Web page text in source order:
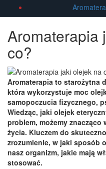
Aromaterapia
co?
Aromaterapia to starożytna
która wykorzystuje moc
samopoczucia fizycznego,
Wiedząc, jaki olejek
problem, możemy znacząco
życia. Kluczem do
zrozumienie, w jaki sposób
nasz organizm, jakie mają
stosować.